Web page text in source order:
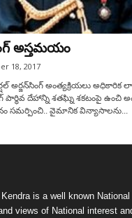
అస్తమయం
18, 2017
అర్జన్‌సింగ్‌ అంత్యక్రియలు
పార్థివ దేహాన్ని శతఘ్ని శకటంపై
సమర్పించి.. వైమానిక విన్యాసాలను...
is a well known
views of National interest